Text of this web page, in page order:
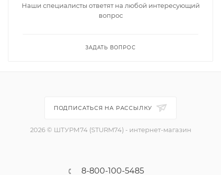
Наши специалисты ответят на любой интересующий
вопрос
ЗАДАТЬ ВОПРОС
ПОДПИСАТЬСЯ НА РАССЫЛКУ
2026 © ШТУРМ74 (STURM74) - интернет-магазин
8-800-100-5485